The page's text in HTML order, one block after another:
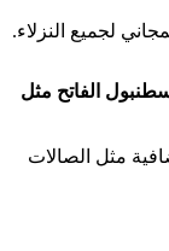
لجميع النزلاء.
الفاتح مثل
مثل الصالات